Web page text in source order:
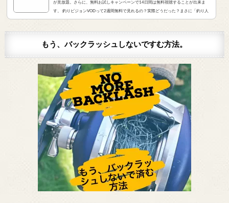
が見放題。さらに、無料お試しキャンペーンで14日間は無料視聴することが出来ま
す。 釣りビジョンVODって2週間無料で見れるの？実際どうだった？まさに「釣り人
が求めていたVOD」でした。実際にサービスを申し込んだので、レビューをお伝えし
もう、バックラッシュしないですむ方法。